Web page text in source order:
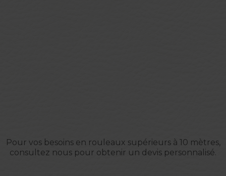
Pour vos besoins en rouleaux supérieurs à 10 mètres,
consultez nous pour obtenir un devis personnalisé.